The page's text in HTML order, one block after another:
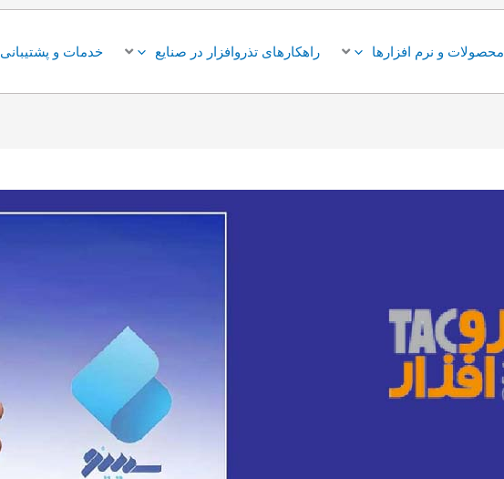
محصولات و نرم افزارها راهکارهای تذروافزار در صنایع خدمات و پشتیبانی